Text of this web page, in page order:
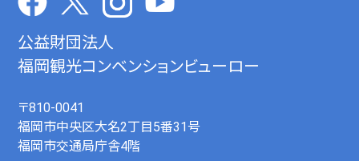
公益財団法人
福岡観光コンベンションビューロー
〒810-0041
福岡市中央区大名2丁目5番31号
福岡市交通局庁舎4階